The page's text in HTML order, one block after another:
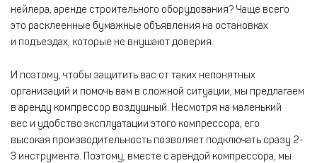
нейлера, аренде строительного оборудования? Чаще всего
это расклеенные бумажные объявления на остановках
и подъездах, которые не внушают доверия.
И поэтому, чтобы защитить вас от таких непонятных
организаций и помочь вам в сложной ситуации, мы предлагаем
в аренду компрессор воздушный. Несмотря на маленький
вес и удобство эксплуатации этого компрессора, его
высокая производительность позволяет подключать сразу 2-
3 инструмента. Поэтому, вместе с арендой компрессора, мы